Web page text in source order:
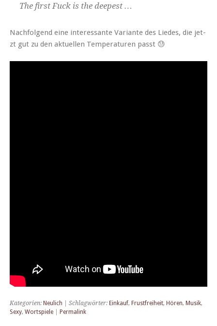
The first Fuck is the deepest …
Nach­fol­gend eine inter­es­sante Vari­ante des Liedes, die jet­
zt gut zu den aktuellen Tem­per­a­turen passt 😓
Kategorien: Neulich | Schlagwörter: Einkauf, Frustfreiheit, Hören, Musik,
Sexy, Wortspiele Permalink